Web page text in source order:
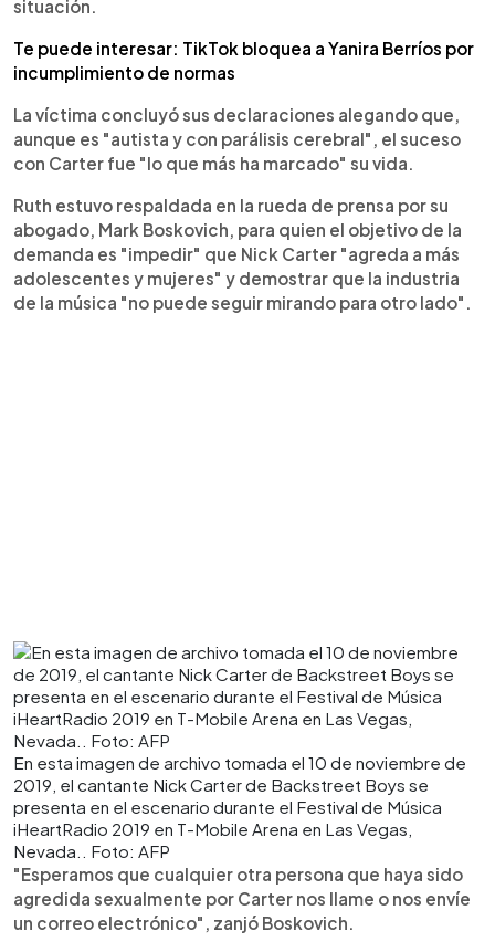
situación.
Te puede interesar: TikTok bloquea a Yanira Berríos por
incumplimiento de normas
La víctima concluyó sus declaraciones alegando que,
aunque es "autista y con parálisis cerebral", el suceso
con Carter fue "lo que más ha marcado" su vida.
Ruth estuvo respaldada en la rueda de prensa por su
abogado, Mark Boskovich, para quien el objetivo de la
demanda es "impedir" que Nick Carter "agreda a más
adolescentes y mujeres" y demostrar que la industria
de la música "no puede seguir mirando para otro lado".
En esta imagen de archivo tomada el 10 de noviembre de
2019, el cantante Nick Carter de Backstreet Boys se
presenta en el escenario durante el Festival de Música
iHeartRadio 2019 en T-Mobile Arena en Las Vegas,
Nevada.. Foto: AFP
"Esperamos que cualquier otra persona que haya sido
agredida sexualmente por Carter nos llame o nos envíe
un correo electrónico", zanjó Boskovich.